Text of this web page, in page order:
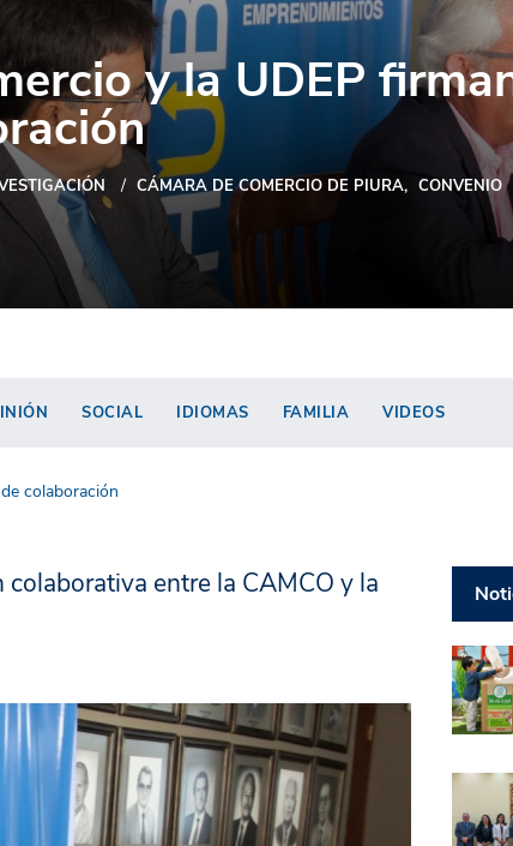
y la UDEP
CÁMARA DE COMERCIO DE PIURA CONVENIO
SOCIAL IDIOMAS FAMILIA VIDEOS
colaboración
entre la CAMCO y la